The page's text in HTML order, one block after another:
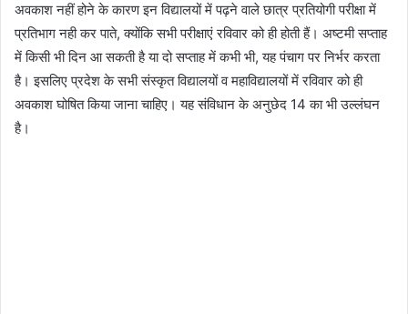
अवकाश नहीं होने के कारण इन विद्यालयों में पढ़ने वाले छात्र प्रतियोगी परीक्षा में
प्रतिभाग नही कर पाते, क्योंकि सभी परीक्षाएं रविवार को ही होती हैं। अष्टमी सप्ताह
में किसी भी दिन आ सकती है या दो सप्ताह में कभी भी, यह पंचाग पर निर्भर करता
है। इसलिए प्रदेश के सभी संस्कृत विद्यालयों व महाविद्यालयों में रविवार को ही
अवकाश घोषित किया जाना चाहिए। यह संविधान के अनुछेद 14 का भी उल्लंघन
है।